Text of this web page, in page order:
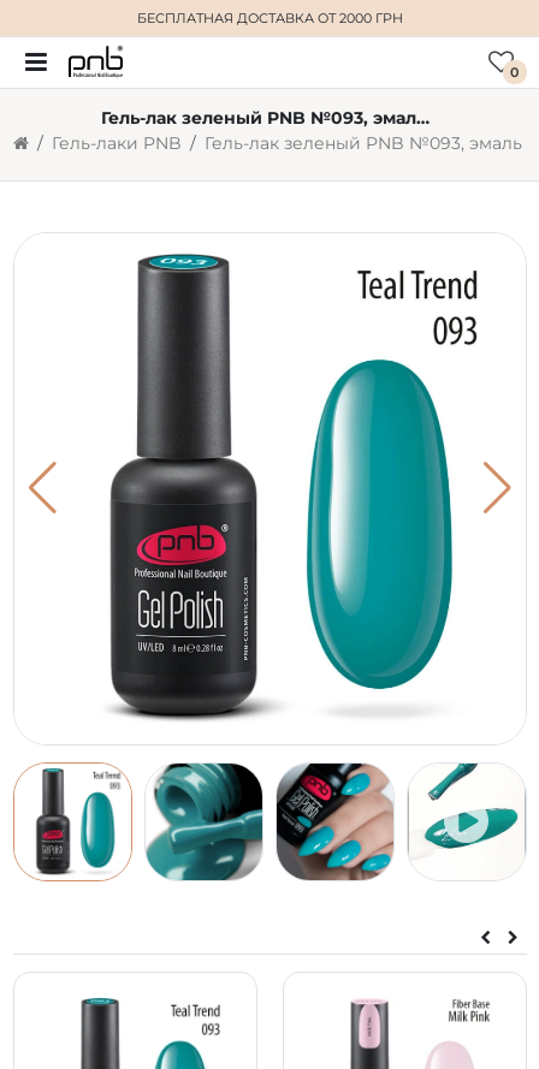
БЕСПЛАТНАЯ ДОСТАВКАОТ 2000 ГРН
0
Гель-лак зеленый PNB №093, эмаль (8 мл)
Гель-лаки PNB